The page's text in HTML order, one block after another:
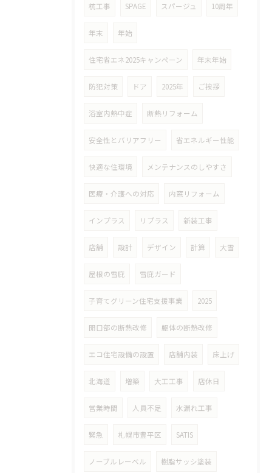
杭工事 SPAGE スパージュ 10周年
年末 年始
住宅省エネ2025キャンペーン 年末年始
防犯対策 ドア 2025年 ご挨拶
浴室内熱中症 断熱リフォーム
安全性とバリアフリー 省エネルギー性能
快適な住環境 メンテナンスのしやすさ
医療・介護への対応 内窓リフォーム
インプラス リプラス 新装工事
店舗 設計 デザイン 計算 大雪
屋根の雪庇 雪庇ガード
子育てグリーン住宅支援事業 2025
開口部の断熱改修 躯体の断熱改修
エコ住宅設備の設置 店舗内装 床上げ
北海道 増築 大工工事 店休日
営業時間 人員不足 水漏れ工事
緊急 札幌市豊平区 SATIS
ノーブルレーベル 樹脂サッシ塗装